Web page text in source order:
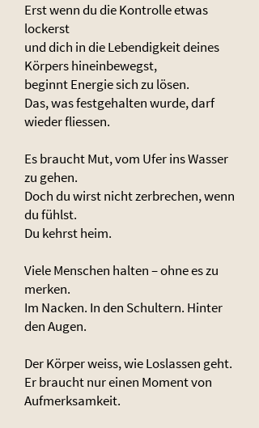
Erst wenn du die Kontrolle etwas
lockerst
und dich in die Lebendigkeit deines
Körpers hineinbewegst,
beginnt Energie sich zu lösen.
Das, was festgehalten wurde, darf
wieder fliessen.
Es braucht Mut, vom Ufer ins Wasser
zu gehen.
Doch du wirst nicht zerbrechen, wenn
du fühlst.
Du kehrst heim.
Viele Menschen halten – ohne es zu
merken.
Im Nacken. In den Schultern. Hinter
den Augen.
Der Körper weiss, wie Loslassen geht.
Er braucht nur einen Moment von
Aufmerksamkeit.